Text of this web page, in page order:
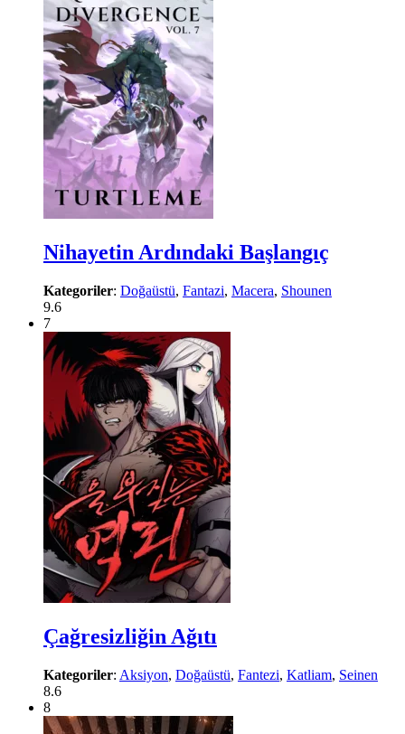
Nihayetin Ardındaki Başlangıç
Kategoriler: Doğaüstü, Fantazi, Macera, Shounen
9.6
7
Çağresizliğin Ağıtı
Kategoriler: Aksiyon, Doğaüstü, Fantezi, Katliam, Seinen
8.6
8